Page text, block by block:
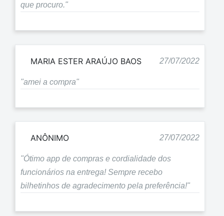
que procuro."
MARIA ESTER ARAÚJO BAOS 27/07/2022
"amei a compra"
ANÔNIMO 27/07/2022
"Ótimo app de compras e cordialidade dos
funcionários na entrega! Sempre recebo
bilhetinhos de agradecimento pela preferência!"